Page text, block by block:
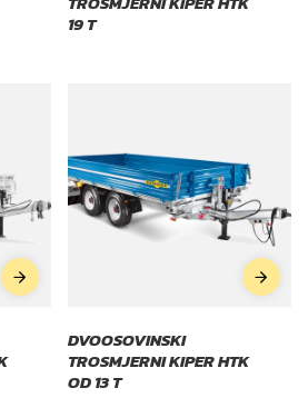
19 T
DVOOSOVINSKI
TROSMJERNI KIPER HTK
OD 13 T